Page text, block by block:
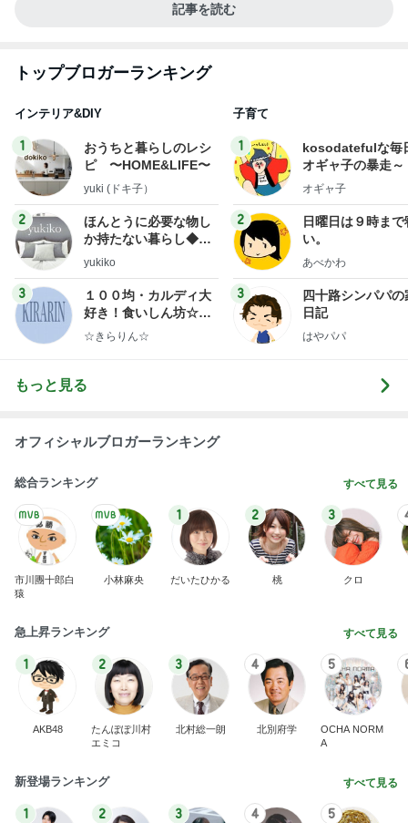
記事を読む
トップブロガーランキング
インテリア&DIY
1
おうちと暮らしのレシ
ピ 〜HOME&LIFE〜
yuki (ドキ子）
2
ほんとうに必要な物し
か持たない暮らし◆Ke
ep Life Simple◆〜イ
ンテリアのきろく〜
yukiko
3
１００均・カルディ大
好き！食いしん坊☆き
らりん☆のブログ
☆きらりん☆
子育て
1
kosodatefulな毎
オギャ子の暴走～
オギャ子
2
日曜日は９時まで
い。
あべかわ
3
四十路シンパパの
日記
はやパパ
もっと見る
オフィシャルブロガーランキング
総合ランキング すべて見る
市川團十郎白
猿
小林麻央
1
だいたひかる
2
桃
3
クロ
急上昇ランキング すべて見る
1
AKB48
2
たんぽぽ川村
エミコ
3
北村総一朗
4
北別府学
5
OCHA NORM
A
新登場ランキング すべて見る
1 2 3 4 5